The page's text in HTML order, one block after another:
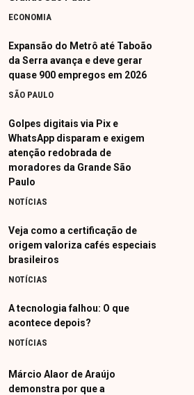
ECONOMIA
Expansão do Metrô até Taboão
da Serra avança e deve gerar
quase 900 empregos em 2026
SÃO PAULO
Golpes digitais via Pix e
WhatsApp disparam e exigem
atenção redobrada de
moradores da Grande São
Paulo
NOTÍCIAS
Veja como a certificação de
origem valoriza cafés especiais
brasileiros
NOTÍCIAS
A tecnologia falhou: O que
acontece depois?
NOTÍCIAS
Márcio Alaor de Araújo
demonstra por que a